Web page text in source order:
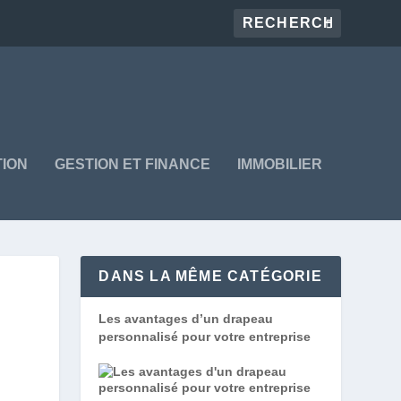
GESTION ET FINANCE IMMOBILIER
DANS LA MÊME CATÉGORIE
Les avantages d’un drapeau
personnalisé pour votre entreprise